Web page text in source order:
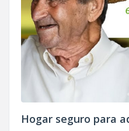
Hogar seguro para